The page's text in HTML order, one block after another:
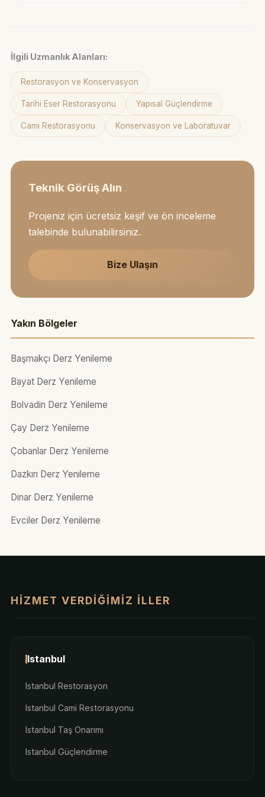
İlgili Uzmanlık Alanları:
Restorasyon ve Konservasyon
Tarihi Eser Restorasyonu Yapısal Güçlendirme
Cami Restorasyonu Konservasyon ve Laboratuvar
Teknik Görüş Alın
Projeniz için ücretsiz keşif ve ön inceleme
talebinde bulunabilirsiniz.
Bize Ulaşın
Yakın Bölgeler
Başmakçı Derz Yenileme
Bayat Derz Yenileme
Bolvadin Derz Yenileme
Çay Derz Yenileme
Çobanlar Derz Yenileme
Dazkırı Derz Yenileme
Dinar Derz Yenileme
Evciler Derz Yenileme
HIZMET VERDIĞIMIZ İLLER
Istanbul
Istanbul Restorasyon
Istanbul Cami Restorasyonu
Istanbul Taş Onarımı
Istanbul Güçlendirme